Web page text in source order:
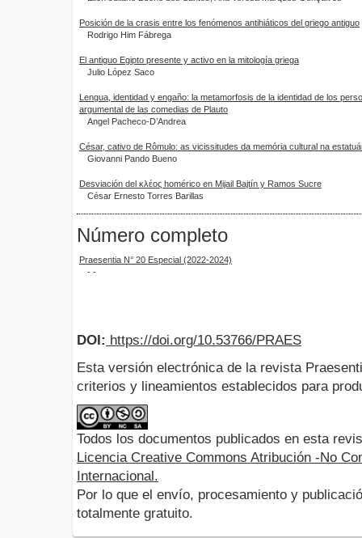
Posición de la crasis entre los fenómenos antihiáticos del griego antiguo
Rodrigo Him Fábrega
El antiguo Egipto presente y activo en la mitología griega
Julio López Saco
Lengua, identidad y engaño: la metamorfosis de la identidad de los
argumental de las comedias de Plauto
Angel Pacheco-D’Andrea
César, cativo de Rômulo: as vicissitudes da memória cultural na
Giovanni Pando Bueno
Desviación del κλέος homérico en Mijail Bajtín y Ramos Sucre
César Ernesto Torres Barillas
Número completo
Praesentia N° 20 Especial (2022-2024)
- -
DOI: https://doi.org/10.53766/PRAES
Esta versión electrónica de la revista
criterios y lineamientos establecidos para
Todos los documentos publicados en esta
Licencia Creative Commons Atribución -No
Internacional.
Por lo que el envío, procesamiento y
totalmente gratuito.